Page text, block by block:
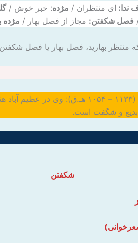
ندا: ای منتظران / مژده: خبر خوش /
فصل شکفتن: مجاز از فصل بهار / مژده
منتظر بهارید، فصل بهار یا فصل
(۱۱۳۳ – ۱۰۵۴ هـ.ق): وی در
و شگفت است.
شکفتن